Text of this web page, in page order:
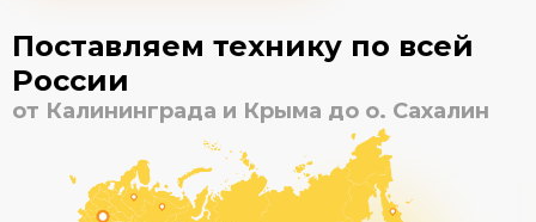
Поставляем технику по всей
России
от Калининграда и Крыма до о. Сахалин